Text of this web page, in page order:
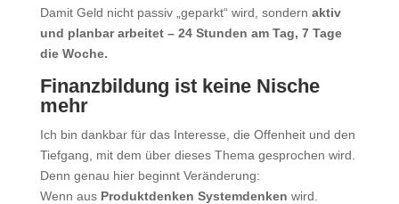
Damit Geld nicht passiv „geparkt“ wird, sondern aktiv
und planbar arbeitet – 24 Stunden am Tag, 7 Tage
die Woche.
Finanzbildung ist keine Nische
mehr
Ich bin dankbar für das Interesse, die Offenheit und den
Tiefgang, mit dem über dieses Thema gesprochen wird.
Denn genau hier beginnt Veränderung:
Wenn aus Produktdenken Systemdenken wird.